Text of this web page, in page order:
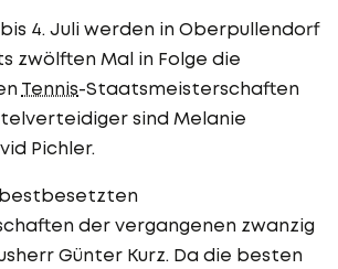
bis 4. Juli werden in Oberpullendorf
zwölften Mal in Folge die
Tennis-Staatsmeisterschaften
sind Melanie
Pichler.
bestbesetzten
der vergangenen zwanzig
Günter Kurz. Da die besten